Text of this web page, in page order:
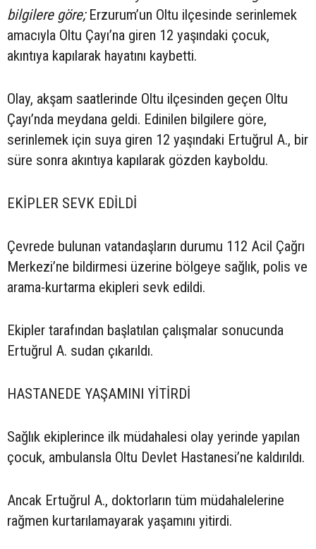
bilgilere göre;Erzurum’un Oltu ilçesinde serinlemek
amacıyla Oltu Çayı’na giren 12 yaşındaki çocuk,
akıntıya kapılarak hayatını kaybetti.
Olay, akşam saatlerinde Oltu ilçesinden geçen Oltu
Çayı’nda meydana geldi. Edinilen bilgilere göre,
serinlemek için suya giren 12 yaşındaki Ertuğrul A., bir
süre sonra akıntıya kapılarak gözden kayboldu.
EKİPLER SEVK EDİLDİ
Çevrede bulunan vatandaşların durumu 112 Acil Çağrı
Merkezi’ne bildirmesi üzerine bölgeye sağlık, polis ve
arama-kurtarma ekipleri sevk edildi.
Ekipler tarafından başlatılan çalışmalar sonucunda
Ertuğrul A. sudan çıkarıldı.
HASTANEDE YAŞAMINI YİTİRDİ
Sağlık ekiplerince ilk müdahalesi olay yerinde yapılan
çocuk, ambulansla Oltu Devlet Hastanesi’ne kaldırıldı.
Ancak Ertuğrul A., doktorların tüm müdahalelerine
rağmen kurtarılamayarak yaşamını yitirdi.